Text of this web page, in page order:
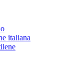
italiana